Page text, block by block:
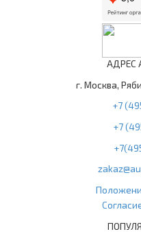
АДРЕС
г. Москва,
+7
+7